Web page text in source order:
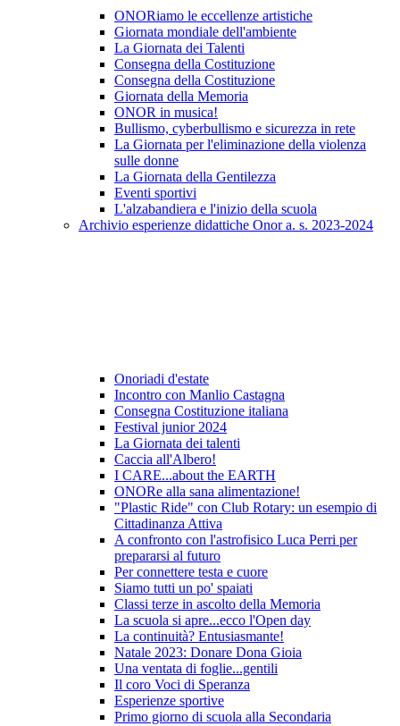
ONORiamo le eccellenze artistiche
Giornata mondiale dell'ambiente
La Giornata dei Talenti
Consegna della Costituzione
Consegna della Costituzione
Giornata della Memoria
ONOR in musica!
Bullismo, cyberbullismo e sicurezza in rete
La Giornata per l'eliminazione della violenza
sulle donne
La Giornata della Gentilezza
Eventi sportivi
L'alzabandiera e l'inizio della scuola
Archivio esperienze didattiche Onor a. s. 2023-2024
Onoriadi d'estate
Incontro con Manlio Castagna
Consegna Costituzione italiana
Festival junior 2024
La Giornata dei talenti
Caccia all'Albero!
I CARE...about the EARTH
ONORe alla sana alimentazione!
"Plastic Ride" con Club Rotary: un esempio di
Cittadinanza Attiva
A confronto con l'astrofisico Luca Perri per
prepararsi al futuro
Per connettere testa e cuore
Siamo tutti un po' spaiati
Classi terze in ascolto della Memoria
La scuola si apre...ecco l'Open day
La continuità? Entusiasmante!
Natale 2023: Donare Dona Gioia
Una ventata di foglie...gentili
Il coro Voci di Speranza
Esperienze sportive
Primo giorno di scuola alla Secondaria